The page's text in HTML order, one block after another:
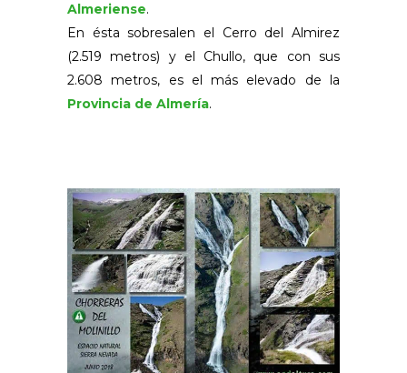
Almeriense.
En ésta sobresalen el Cerro del Almirez
(2.519 metros) y el Chullo, que con sus
2.608 metros, es el más elevado de la
Provincia de Almería.